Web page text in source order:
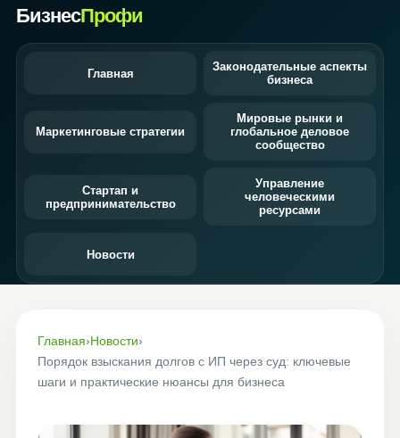
БизнесПрофи
Главная
Законодательные аспекты
бизнеса
Маркетинговые стратегии
Мировые рынки и
глобальное деловое
сообщество
Стартап и
предпринимательство
Управление
человеческими
ресурсами
Новости
Главная›Новости›
Порядок взыскания долгов с ИП через суд: ключевые
шаги и практические нюансы для бизнеса